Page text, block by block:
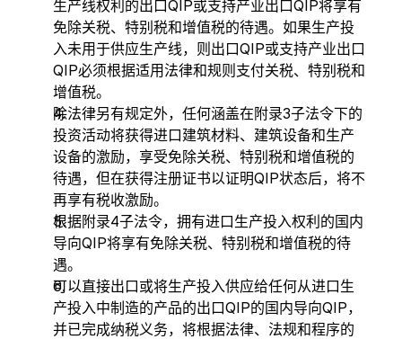
生产线权利的出口QIP或支持产业出口QIP将享有
免除关税、特别税和增值税的待遇。如果生产投
入未用于供应生产线，则出口QIP或支持产业出口
QIP必须根据适用法律和规则支付关税、特别税和
增值税。
除法律另有规定外，任何涵盖在附录3子法令下的
投资活动将获得进口建筑材料、建筑设备和生产
设备的激励，享受免除关税、特别税和增值税的
待遇，但在获得注册证书以证明QIP状态后，将不
再享有税收激励。
根据附录4子法令，拥有进口生产投入权利的国内
导向QIP将享有免除关税、特别税和增值税的待
遇。
可以直接出口或将生产投入供应给任何从进口生
产投入中制造的产品的出口QIP的国内导向QIP，
并已完成纳税义务，将根据法律、法规和程序的